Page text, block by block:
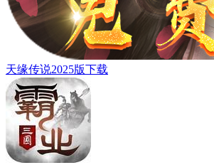
天缘传说2025版下载